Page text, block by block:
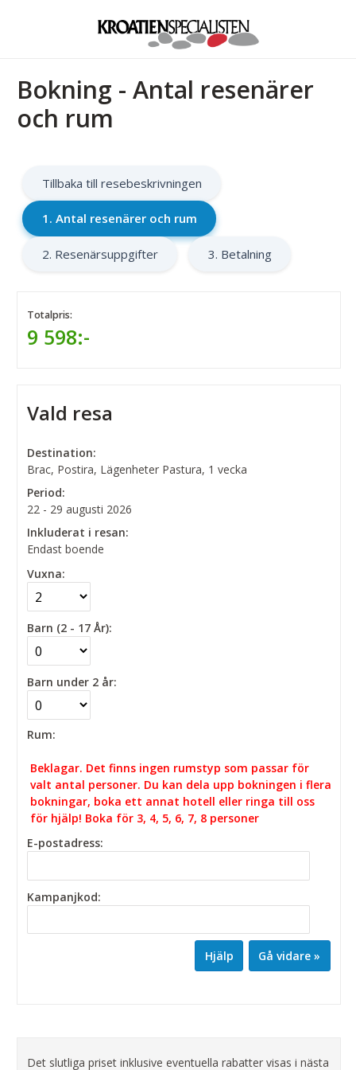
Bokning - Antal resenärer
och rum
Tillbaka till resebeskrivningen
1. Antal resenärer och rum
2. Resenärsuppgifter 3. Betalning
Totalpris:
9 598:-
Vald resa
Destination:
Brac, Postira, Lägenheter Pastura, 1 vecka
Period:
22 - 29 augusti 2026
Inkluderat i resan:
Endast boende
Vuxna:
Barn (2 - 17 År):
Barn under 2 år:
Rum:
Beklagar. Det finns ingen rumstyp som passar för
valt antal personer. Du kan dela upp bokningen i flera
bokningar, boka ett annat hotell eller ringa till oss
för hjälp! Boka för 3, 4, 5, 6, 7, 8 personer
E-postadress:
Kampanjkod:
Hjälp
Det slutliga priset inklusive eventuella rabatter visas i nästa